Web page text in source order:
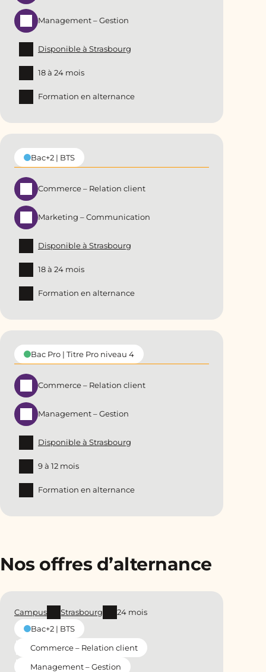
Management – Gestion
Disponible à Strasbourg
18 à 24 mois
Formation en alternance
Bac+2 | BTS
Commerce – Relation client
Marketing – Communication
Disponible à Strasbourg
18 à 24 mois
Formation en alternance
Bac Pro | Titre Pro niveau 4
Commerce – Relation client
Management – Gestion
Disponible à Strasbourg
9 à 12 mois
Formation en alternance
Nos offres d’alternance
Campus Strasbourg
24 mois
Bac+2 | BTS
Commerce – Relation client
Management – Gestion